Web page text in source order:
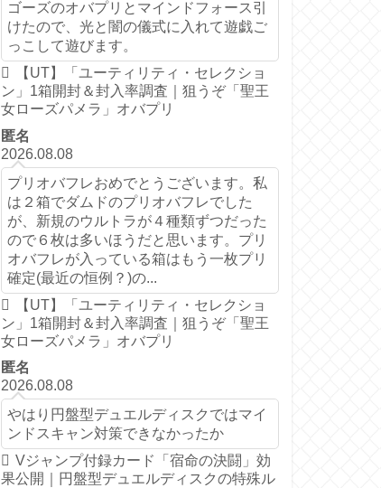
ゴーズのオバプリとマインドフォース引
けたので、光と闇の儀式に入れて遊戯ご
っこして遊びます。
【UT】「ユーティリティ・セレクショ
ン」1箱開封＆封入率調査｜狙うぞ「聖王
女ローズパメラ」オバプリ
匿名
2026.08.08
プリオバフレおめでとうございます。私
は２箱でダムドのプリオバフレでした
が、新規のウルトラが４種類ずつだった
ので６枚は多いほうだと思います。プリ
オバフレが入っている箱はもう一枚プリ
確定(最近の恒例？)の...
【UT】「ユーティリティ・セレクショ
ン」1箱開封＆封入率調査｜狙うぞ「聖王
女ローズパメラ」オバプリ
匿名
2026.08.08
やはり円盤型デュエルディスクではマイ
ンドスキャン対策できなかったか
Vジャンプ付録カード「宿命の決闘」効
果公開｜円盤型デュエルディスクの特殊ル